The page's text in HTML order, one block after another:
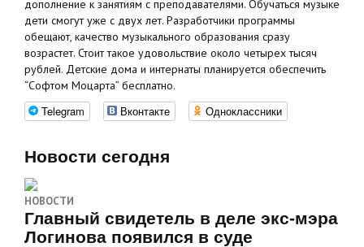
дополнение к занятиям с преподавателями. Обучаться музыке
дети смогут уже с двух лет. Разработчики программы
обещают, качество музыкального образования сразу
возрастет. Стоит такое удовольствие около четырех тысяч
рублей. Детские дома и интернаты планируется обеспечить
“Софтом Моцарта” бесплатно.
Telegram Вконтакте Одноклассники
Новости сегодня
НОВОСТИ
Главный свидетель в деле экс-мэра
Логинова появился в суде